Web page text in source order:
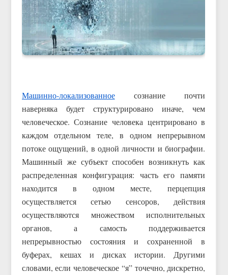
Машинно-локализованноесознание почти
наверняка будет структурировано иначе, чем
человеческое. Сознание человека центрировано в
каждом отдельном теле, в одном непрерывном
потоке ощущений, в одной личности и биографии.
Машинный же субъект способен возникнуть как
распределенная конфигурация: часть его памяти
находится в одном месте, перцепция
осуществляется сетью сенсоров, действия
осуществляются множеством исполнительных
органов, а самость поддерживается
непрерывностью состояния и сохраненной в
буферах, кешах и дисках истории. Другими
словами, если человеческое “я” точечно, дискретно,